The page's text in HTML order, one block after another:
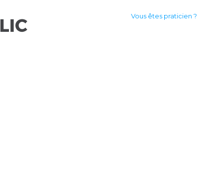
Vous êtes praticien ?